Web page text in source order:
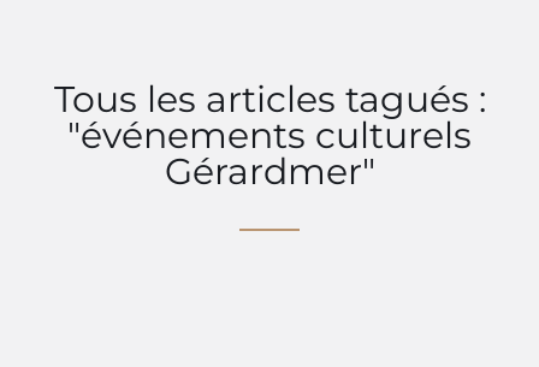
Tous les articles tagués :
"événements culturels
Gérardmer"